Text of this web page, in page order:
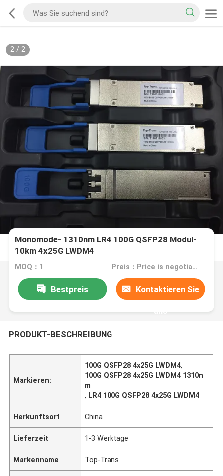
2/ 2
Monomode- 1310nm LR4 100G QSFP28 Modul-
10km 4x25G LWDM4
MOQ：1 Preis：Price is negotiable
Bestpreis Kontaktieren Sie
uns
PRODUKT-BESCHREIBUNG
Markieren:
100G QSFP28 4x25G LWDM4,
100G QSFP28 4x25G LWDM4 1310n
m
, LR4 100G QSFP28 4x25G LWDM4
Herkunftsort China
Lieferzeit 1-3 Werktage
Markenname Top-Trans